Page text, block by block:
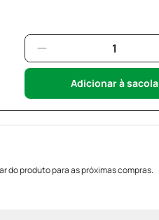
Adicionar à sacola
do produto para as próximas compras.